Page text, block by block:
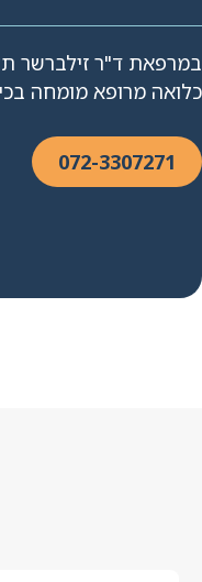
במרפאת ד"ר זילברשר
כלואה מרופא מומחה
072-3307271